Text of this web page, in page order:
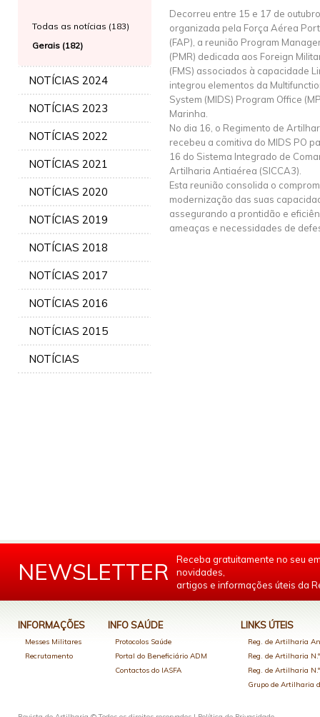
Todas as notícias (183)
Gerais (182)
NOTÍCIAS 2024
NOTÍCIAS 2023
NOTÍCIAS 2022
NOTÍCIAS 2021
NOTÍCIAS 2020
NOTÍCIAS 2019
NOTÍCIAS 2018
NOTÍCIAS 2017
NOTÍCIAS 2016
NOTÍCIAS 2015
NOTÍCIAS
Decorreu entre 15 e 17 de
organizada pela Força Aérea
(FAP), a reunião Program
(PMR) dedicada aos Foreign
(FMS) associados à capacidade
integrou elementos da
System (MIDS) Program Office
Marinha.
No dia 16, o Regimento de
recebeu a comitiva do MIDS PO
16 do Sistema Integrado de
Artilharia Antiaérea (SICCA3).
Esta reunião consolida o
modernização das suas
assegurando a prontidão e
ameaças e necessidades de
NEWSLETTER
Receba gratuitamente no seu
novidades,
artigos e informações úteis da
INFORMAÇÕES
Messes Militares
Recrutamento
INFO SAÚDE
Protocolos Saúde
Portal do Beneficiário ADM
Contactos do IASFA
LINKS ÚTEIS
Reg. de Artilharia
Reg. de Artilharia
Reg. de Artilharia
Grupo de Artilharia